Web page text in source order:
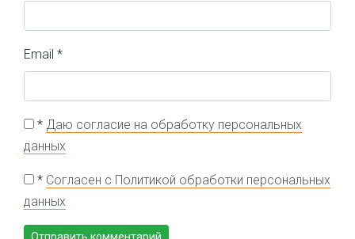
Email *
* Даю согласие на обработку персональных
данных
* Согласен с Политикой обработки персональных
данных